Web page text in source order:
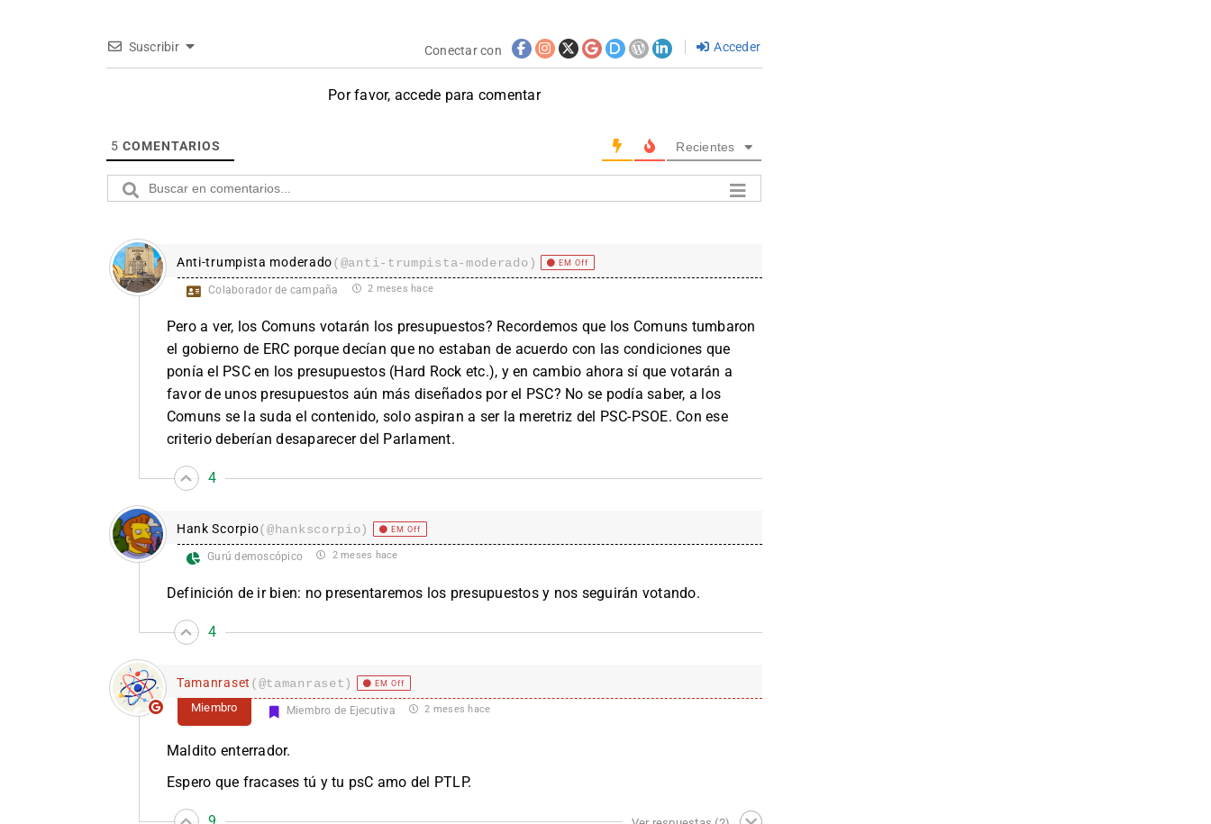
Suscribir Conectar con Acceder
Por favor, accede para comentar
5 COMENTARIOS Recientes
Anti-trumpista moderado(@anti-trumpista-moderado) EM Off
Colaborador de campaña 2 meses hace
Pero a ver, los Comuns votarán los presupuestos? Recordemos que los Comuns tumbaron
el gobierno de ERC porque decían que no estaban de acuerdo con las condiciones que
ponía el PSC en los presupuestos (Hard Rock etc.), y en cambio ahora sí que votarán a
favor de unos presupuestos aún más diseñados por el PSC? No se podía saber, a los
Comuns se la suda el contenido, solo aspiran a ser la meretriz del PSC-PSOE. Con ese
criterio deberían desaparecer del Parlament.
4
Hank Scorpio(@hankscorpio) EM Off
Gurú demoscópico 2 meses hace
Definición de ir bien: no presentaremos los presupuestos y nos seguirán votando.
4
Tamanraset (@tamanraset) EM Off
Miembro Miembro de Ejecutiva 2 meses hace
Maldito enterrador.
Espero que fracases tú y tu psC amo del PTLP.